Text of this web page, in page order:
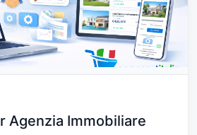
Agenzia Immobiliare